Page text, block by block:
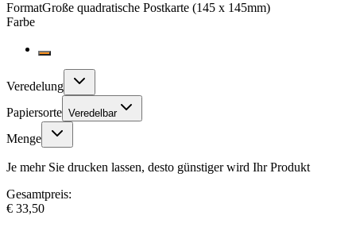
FormatGroße quadratische Postkarte (145 x 145mm)
Farbe
Veredelung
Papiersorte Veredelbar
Menge
Je mehr Sie drucken lassen, desto günstiger wird Ihr Produkt
Gesamtpreis:
€ 33,50